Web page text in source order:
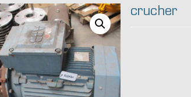
crucher